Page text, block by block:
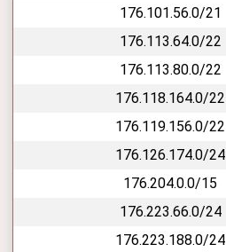
176.101.56.0/21
176.113.64.0/22
176.113.80.0/22
176.118.164.0/22
176.119.156.0/22
176.126.174.0/24
176.204.0.0/15
176.223.66.0/24
176.223.188.0/24